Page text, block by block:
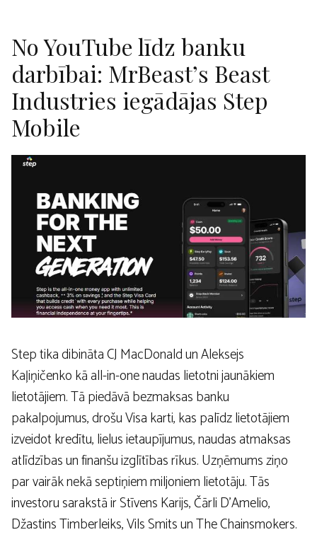
No YouTube līdz banku
darbībai: MrBeast’s Beast
Industries iegādājas Step
Mobile
Step tika dibināta CJ MacDonald un Aleksejs
Kaļiņičenko kā all-in-one naudas lietotni jaunākiem
lietotājiem. Tā piedāvā bezmaksas banku
pakalpojumus, drošu Visa karti, kas palīdz lietotājiem
izveidot kredītu, lielus ietaupījumus, naudas atmaksas
atlīdzības un finanšu izglītības rīkus. Uzņēmums ziņo
par vairāk nekā septiņiem miljoniem lietotāju. Tās
investoru sarakstā ir Stīvens Karijs, Čārli D’Amelio,
Džastins Timberleiks, Vils Smits un The Chainsmokers.